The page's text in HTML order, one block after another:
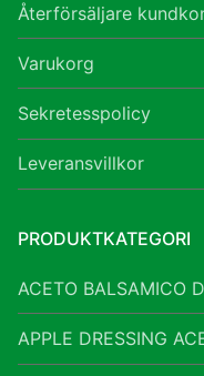
Återförsäljare
Varukorg
Sekretesspolicy
Leveransvillkor
PRODUKTKATEGORI
ACETO BALSAMICO
APPLE DRESSING